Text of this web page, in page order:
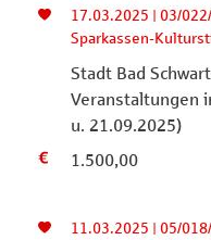
17.03.2025 | 03/
Sparkassen-
Stadt Bad
Veranstaltungen
u. 21.09.2025)
1.500,00
11.03.2025 | 05/